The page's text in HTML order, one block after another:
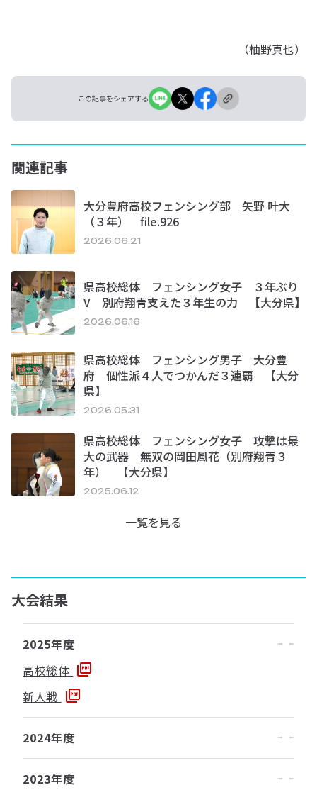
（柚野真也）
この記事をシェアする
関連記事
大分豊府高校フェンシング部 矢野 叶大
（３年） file.926
2026.06.21
県高校総体 フェンシング女子 ３年ぶり
V 別府翔青支えた３年生の力 【大分県】
2026.06.16
県高校総体 フェンシング男子 大分豊
府 個性派４人でつかんだ３連覇 【大分
県】
2026.05.31
県高校総体 フェンシング女子 攻撃は最
大の武器 無双の岡田風花（別府翔青３
年） 【大分県】
2025.06.12
一覧を見る
大会結果
2025年度
高校総体
新人戦
2024年度
2023年度